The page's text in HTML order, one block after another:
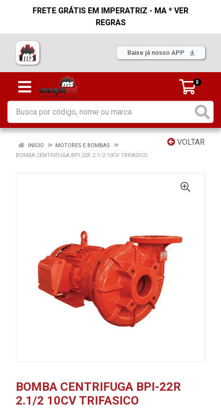
FRETE GRÁTIS EM IMPERATRIZ - MA * VER
REGRAS
Baixe já nosso APP
0
VOLTAR
INÍCIO
MOTORES E BOMBAS
BOMBA CENTRIFUGA BPI-22R 2.1/2 10CV TRIFASICO
BOMBA CENTRIFUGA BPI-22R
2.1/2 10CV TRIFASICO